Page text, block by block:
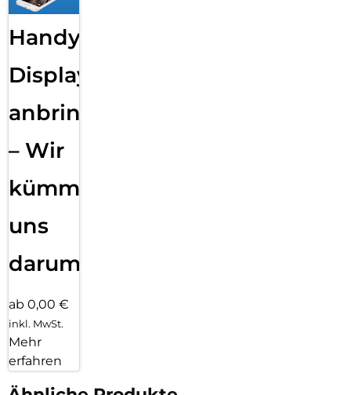
Handy
Displayfolie
anbringen
– Wir
kümmern
uns
darum!
ab 0,00 €
inkl. MwSt.
Mehr
erfahren